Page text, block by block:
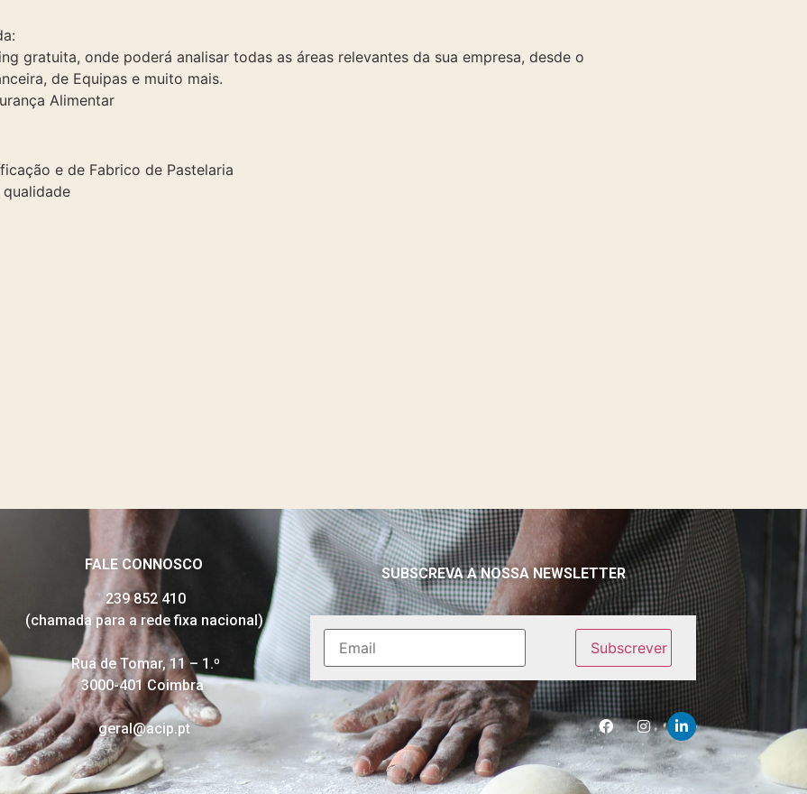
gratuita, onde poderá analisar todas as áreas relevantes da sua empresa, desde o
de Equipas e muito mais.
Alimentar
e de Fabrico de Pastelaria
FALE CONNOSCO
239 852 410
(chamada para a rede fixa nacional)
Rua de Tomar, 11 – 1.º
3000-401 Coimbra
geral@acip.pt
SUBSCREVA A NOSSA NEWSLETTER